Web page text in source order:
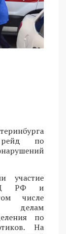
рейд по
участие
РФ и
числе
делам
по
На